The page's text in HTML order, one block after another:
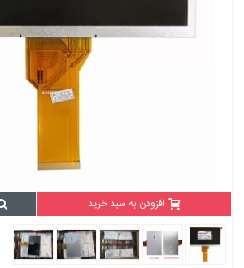
افزودن به سبد خرید